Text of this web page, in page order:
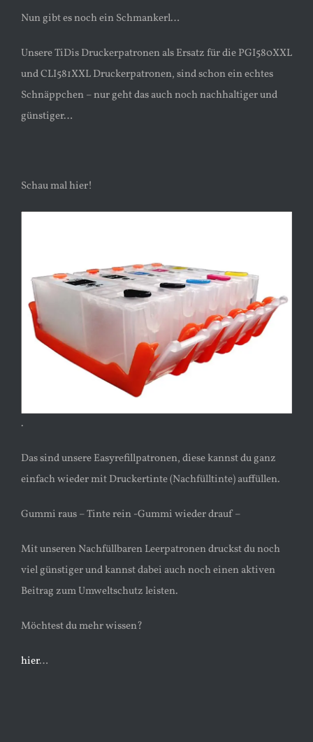
Nun gibt es noch ein Schmankerl…
Unsere TiDis Druckerpatronen als Ersatz für die PGI580XXL
und CLI581XXL Druckerpatronen, sind schon ein echtes
Schnäppchen – nur geht das auch noch nachhaltiger und
günstiger…
Schau mal hier!
.
Das sind unsere Easyrefillpatronen, diese kannst du ganz
einfach wieder mit Druckertinte (Nachfülltinte) auffüllen.
Gummi raus – Tinte rein -Gummi wieder drauf –
Mit unseren Nachfüllbaren Leerpatronen druckst du noch
viel günstiger und kannst dabei auch noch einen aktiven
Beitrag zum Umweltschutz leisten.
Möchtest du mehr wissen?
hier…